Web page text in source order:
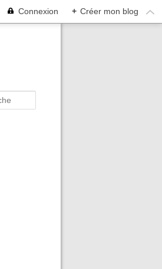
Connexion + Créer mon blog